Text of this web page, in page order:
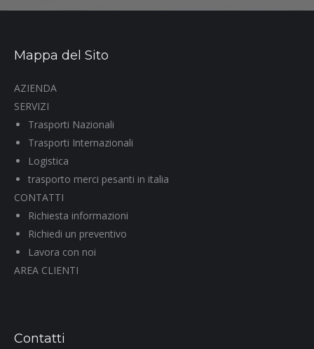
Mappa del Sito
AZIENDA
SERVIZI
Trasporti Nazionali
Trasporti Internazionali
Logistica
trasporto merci pesanti in italia
CONTATTI
Richiesta informazioni
Richiedi un preventivo
Lavora con noi
AREA CLIENTI
Contatti